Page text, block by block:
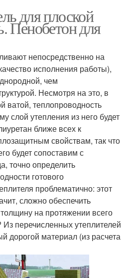
для плоской
Пенобетон для
непосредственно на
исполнения работы),
чем
Несмотря на это, в
ватой, теплопроводность
слой утепления из него будет
ближе всех к
свойствам, так что
будет сопоставим с
точно определить
готового
проблематично: этот
сложно обеспечить
на протяжении всего
Из перечисленных утеплителей
дорогой материал (из расчета